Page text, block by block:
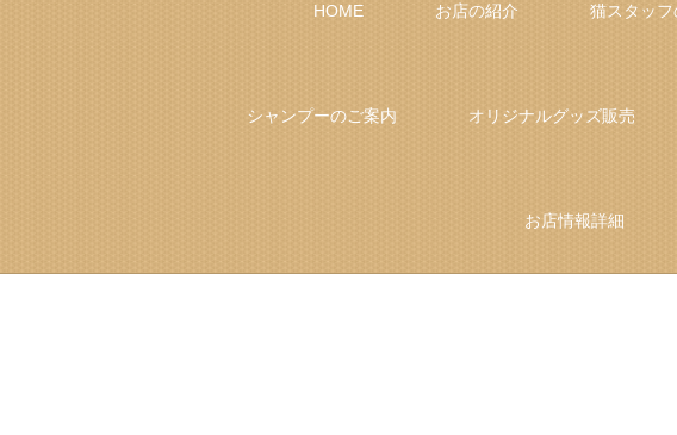
HOME お店の紹介 猫スタッフ
シャンプーのご案内 オリジナルグッズ販売
お店情報詳細